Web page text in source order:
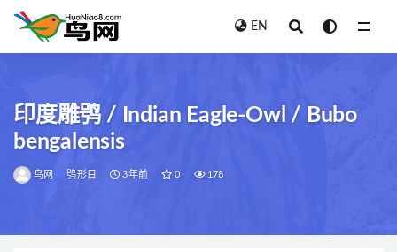
EN
印度雕鸮 / Indian Eagle-Owl / Bubo
bengalensis
鸟网 鸮形目 3年前 0 178